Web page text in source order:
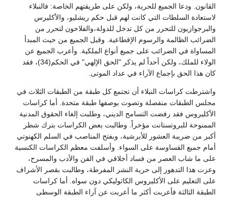
القانون. ودعا الجميع للحرية، ولكن على طريقتهم الخاصة: فالنبلاء
لاستعادة السلطات التي كانت لهم قبل حكم ريشليو، والأكليرس
والبرجوازيون للتحرر من كل تدخل للدولة،والفلاحون لتحرر من
الضرائب الظالمة والرسوم الإقطاعية. وقبل الجميع من حيث المبدأ
المساواة في الضرائب على جميع أنواع الملكية. وأعرب الجميع عن
الولاء للملك، ولكن أحداً لم يذكر "الحق الإلهي" في الحكم(34)، فقد
كان هذا الحق بإجماع الآراء في عداد الموتى.
واشترطت كراسات النبلاء أن تجتمع كل طبقة من الطبقات الثلاث في
مجلس الطبقات منفصلة وتصوت بوصفها طبقة متحدة. أما كراسات
الأكليروس فقد رفضت التسامح الديني، وطلبت إلغاء الحقوق المدنية
الممنوحة للبروتستانت مؤخراً. وطالبت بعض الكراسات بترك شطر
أكبر من ضريبة العشور للأبرشية، وبفتح المناصب في السلم الكهنوتي
أمام جميع القساوسة على السواء. وأسلفت معظم الكراسات الكنسية
على ما شاب العصر من فساد أخلاقي في الفن والأدب والمسرح،
وعزت هذا التدهور إلى حرية النشر المفرطة، وطالبت بقصر الأشراف
على التعليم على الأكليروس الكاثوليكي دون سواه. أما كراسات
الطبقة الثالثة فأعربت أكثر ما أعربت عن آراء الطبقة الوسطى